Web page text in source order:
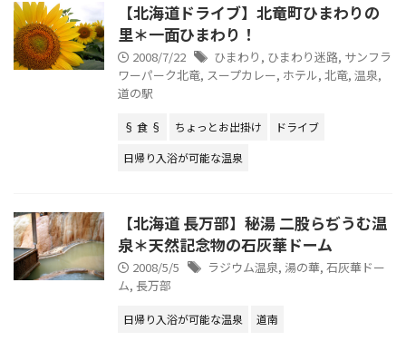
【北海道ドライブ】北竜町ひまわりの
里＊一面ひまわり！
2008/7/22 ひまわり , ひまわり迷路, サンフラ
ワーパーク北竜, スープカレー, ホテル, 北竜, 温泉,
道の駅
§ 食 § ちょっとお出掛け
ドライブ
日帰り入浴が可能な温泉
【北海道 長万部】秘湯 二股らぢうむ温
泉＊天然記念物の石灰華ドーム
2008/5/5 ラジウム温泉, 湯の華, 石灰華ドー
ム, 長万部
日帰り入浴が可能な温泉 道南